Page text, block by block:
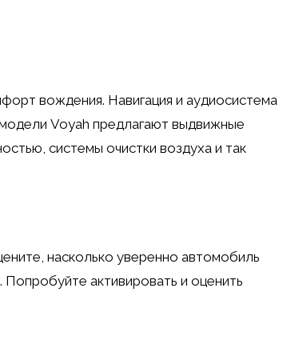
вождения. Навигация и аудиосистема
Voyah предлагают выдвижные
системы очистки воздуха и так
насколько уверенно автомобиль
Попробуйте активировать и оценить